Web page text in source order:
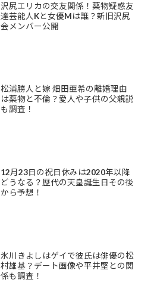
沢尻エリカの交友関係！薬物疑惑友
達芸能人Kと女優Mは誰？新旧沢尻
会メンバー公開
松浦勝人と嫁 畑田亜希の離婚理由
は薬物と不倫？愛人や子供の父親説
も調査！
12月23日の祝日休みは2020年以降
どうなる？歴代の天皇誕生日その後
から予想！
氷川きよしはゲイで彼氏は俳優の松
村雄基？デート画像や平井堅との関
係も調査！